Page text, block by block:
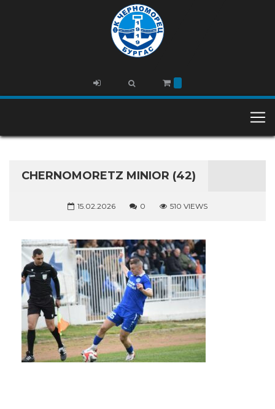
CHERNOMORETZ MINIOR (42)
15.02.2026 0 510 VIEWS